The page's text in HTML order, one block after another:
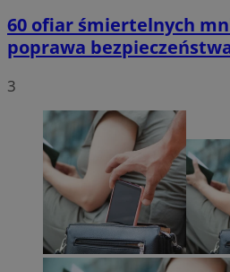
60 ofiar śmiertelnych
poprawa
3